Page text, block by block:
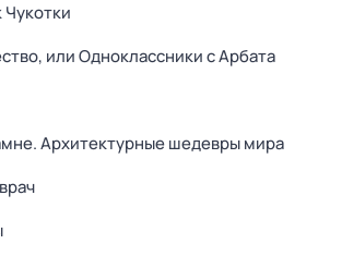
Чукотки
или Одноклассники с Арбата
Архитектурные шедевры мира